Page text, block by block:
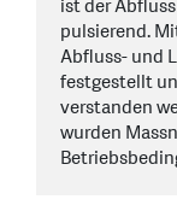
ist der
pulsierend.
Abfluss- und
festgestellt
verstanden
wurden